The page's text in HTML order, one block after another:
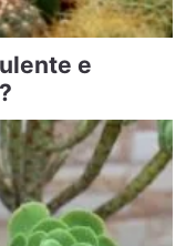
e